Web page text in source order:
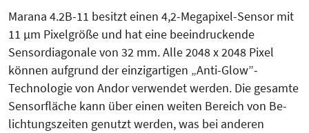
Marana 4.2B-11 besitzt einen 4,2-Me­gapixel-Sensor mit
11 µm Pixel­grö­ße und hat eine beeindruckende
Sensordiagonale von 32 mm. Alle 2048 x 2048 Pixel
können auf­grund der einzigartigen „Anti-Glow”-
Technologie von Andor verwendet wer­den. Die gesamte
Sensorfläche kann über einen weiten Bereich von Be­
lichtungszeiten genutzt werden, was bei anderen